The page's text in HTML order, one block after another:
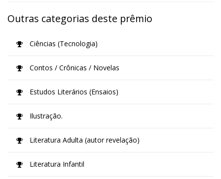
Outras categorias deste prêmio
Ciências (Tecnologia)
Contos / Crônicas / Novelas
Estudos Literários (Ensaios)
Ilustração.
Literatura Adulta (autor revelação)
Literatura Infantil